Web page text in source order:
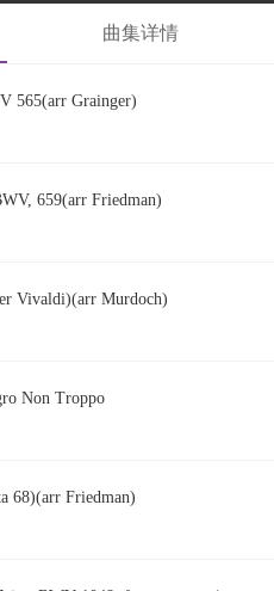
565(arr Grainger)
659(arr Friedman)
Vivaldi)(arr Murdoch)
Non Troppo
68)(arr Friedman)
曲集详情